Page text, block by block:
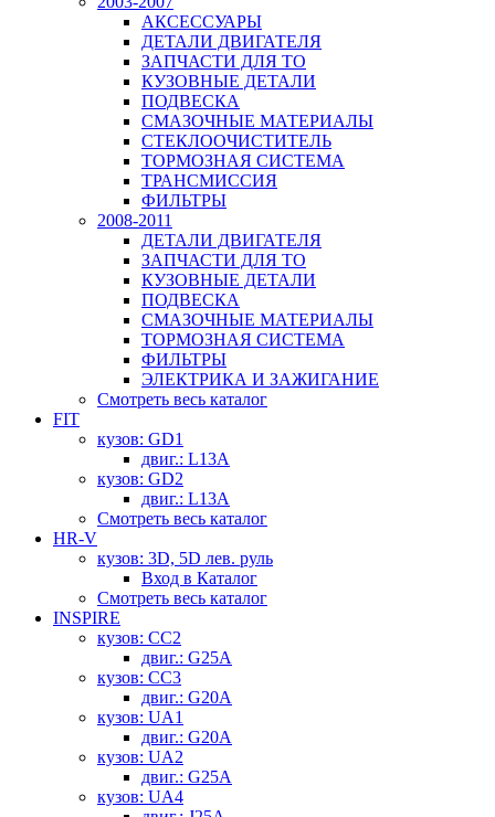
АКСЕССУАРЫ
ДЕТАЛИ ДВИГАТЕЛЯ
ЗАПЧАСТИ ДЛЯ ТО
КУЗОВНЫЕ ДЕТАЛИ
ПОДВЕСКА
СМАЗОЧНЫЕ МАТЕРИАЛЫ
СТЕКЛООЧИСТИТЕЛЬ
ТОРМОЗНАЯ СИСТЕМА
ТРАНСМИССИЯ
ФИЛЬТРЫ
2008-2011
ДЕТАЛИ ДВИГАТЕЛЯ
ЗАПЧАСТИ ДЛЯ ТО
КУЗОВНЫЕ ДЕТАЛИ
ПОДВЕСКА
СМАЗОЧНЫЕ МАТЕРИАЛЫ
ТОРМОЗНАЯ СИСТЕМА
ФИЛЬТРЫ
ЭЛЕКТРИКА И ЗАЖИГАНИЕ
Смотреть весь каталог
FIT
кузов: GD1
двиг.: L13A
кузов: GD2
двиг.: L13A
Смотреть весь каталог
HR-V
кузов: 3D, 5D лев. руль
Вход в Каталог
Смотреть весь каталог
INSPIRE
кузов: CC2
двиг.: G25A
кузов: CC3
двиг.: G20A
кузов: UA1
двиг.: G20A
кузов: UA2
двиг.: G25A
кузов: UA4